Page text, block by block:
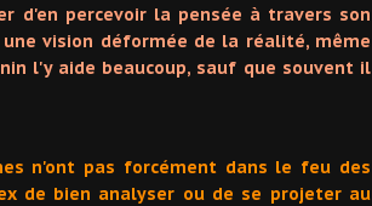
d'en percevoir la pensée à travers son
vision déformée de la réalité, même
l'y aide beaucoup, sauf que souvent il
n'ont pas forcément dans le feu des
de bien analyser ou de se projeter au